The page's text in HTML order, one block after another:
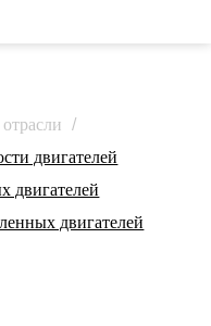
/
двигателей
двигателей
двигателей